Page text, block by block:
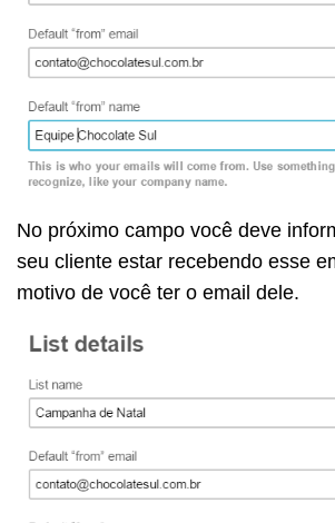
No próximo campo você deve
seu cliente estar recebendo esse
motivo de você ter o email dele.